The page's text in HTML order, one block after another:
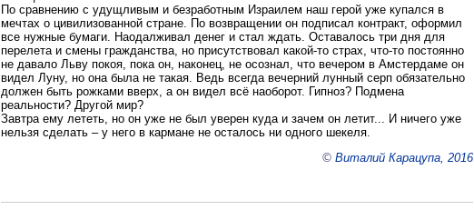
По сравнению с удущливым и безработным Израилем наш герой уже купался в
мечтах о цивилизованной стране. По возвращении он подписал контракт, оформил
все нужные бумаги. Наодалживал денег и стал ждать. Оставалось три дня для
перелета и смены гражданства, но присутствовал какой-то страх, что-то постоянно
не давало Льву покоя, пока он, наконец, не осознал, что вечером в Амстердаме он
видел Луну, но она была не такая. Ведь всегда вечерний лунный серп обязательно
должен быть рожками вверх, а он видел всё наоборот. Гипноз? Подмена
реальности? Другой мир?
Завтра ему лететь, но он уже не был уверен куда и зачем он летит... И ничего уже
нельзя сделать – у него в кармане не осталось ни одного шекеля.
© Виталий Карацупа, 2016